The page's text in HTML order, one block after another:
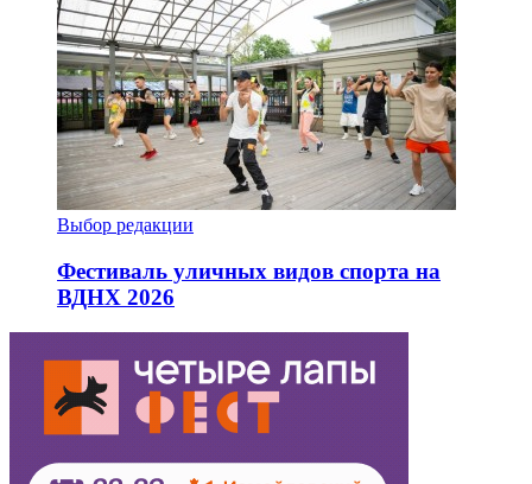
Выбор редакции
Фестиваль уличных видов спорта на
ВДНХ 2026